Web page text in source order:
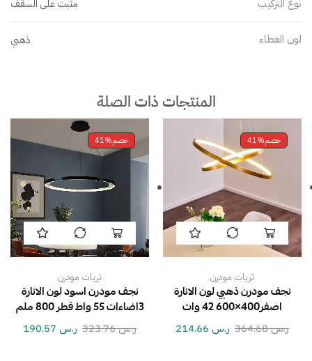
نوع التركيب مثبت على السقف
لون الغطاء ذهبي
المنتجات ذات الصلة
خصم41%
ثريات مودرن
نجف مودرن ذهبي لون الانارة
اصفر400×600 42 وات
ر.س364.68 ر.س
خصم41%
ثريات مودرن
نجف مودرن اسود لون الانارة
3اضاءات 55 واط قطر 800 ملم
ر.س323.76 ر.س